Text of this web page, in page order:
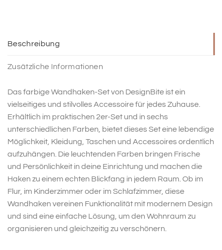
Beschreibung
Zusätzliche Informationen
Das farbige Wandhaken-Set von DesignBite ist ein
vielseitiges und stilvolles Accessoire für jedes Zuhause.
Erhältlich im praktischen 2er-Set und in sechs
unterschiedlichen Farben, bietet dieses Set eine lebendige
Möglichkeit, Kleidung, Taschen und Accessoires ordentlich
aufzuhängen. Die leuchtenden Farben bringen Frische
und Persönlichkeit in deine Einrichtung und machen die
Haken zu einem echten Blickfang in jedem Raum. Ob im
Flur, im Kinderzimmer oder im Schlafzimmer, diese
Wandhaken vereinen Funktionalität mit modernem Design
und sind eine einfache Lösung, um den Wohnraum zu
organisieren und gleichzeitig zu verschönern.